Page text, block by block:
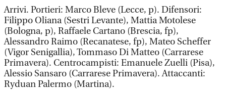
Arrivi. Portieri: Marco Bleve (Lecce, p). Difensori:
Filippo Oliana (Sestri Levante), Mattia Motolese
(Bologna, p), Raffaele Cartano (Brescia, fp),
Alessandro Raimo (Recanatese, fp), Mateo Scheffer
(Vigor Senigallia), Tommaso Di Matteo (Carrarese
Primavera). Centrocampisti: Emanuele Zuelli (Pisa),
Alessio Sansaro (Carrarese Primavera). Attaccanti:
Ryduan Palermo (Martina).